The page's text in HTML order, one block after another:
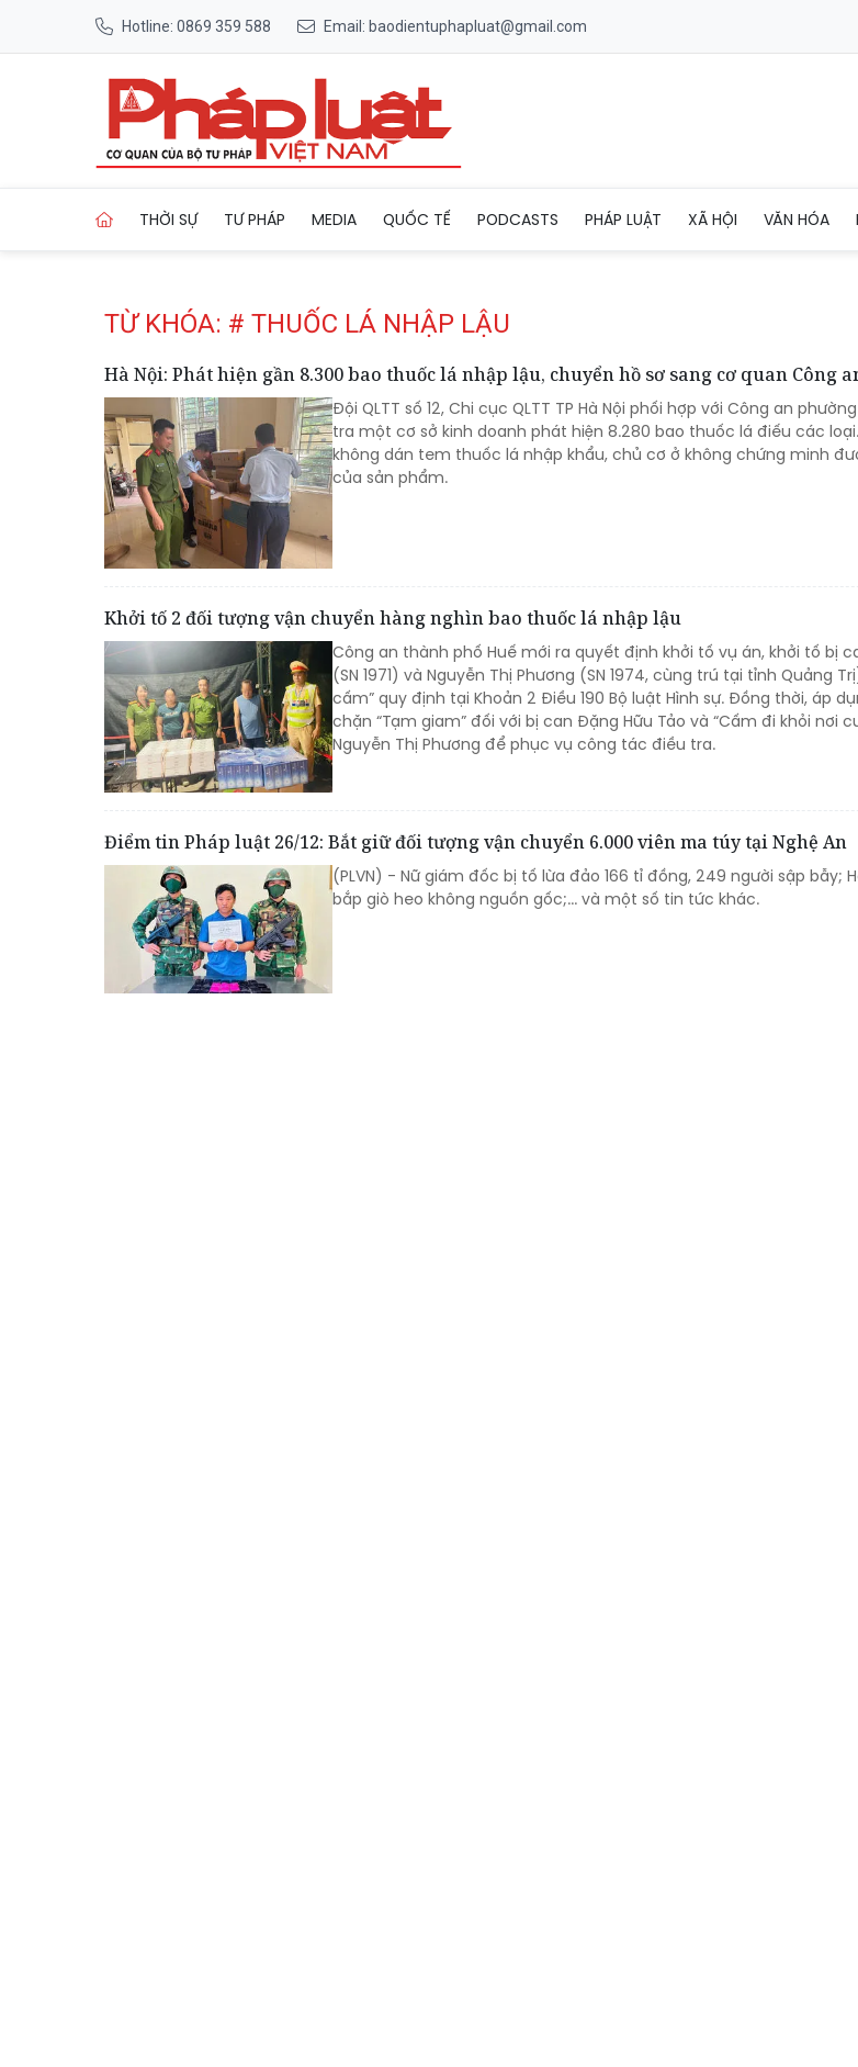
Hotline: 0869 359 588 Email: baodientuphapluat@gmail.com
THỜI SỰ TƯ PHÁP MEDIA QUỐC TẾ PODCASTS PHÁP LUẬT XÃ HỘI VĂN HÓA
TỪ KHÓA: # THUỐC LÁ NHẬP LẬU
Hà Nội: Phát hiện gần 8.300 bao thuốc lá nhập lậu, chuyển hồ sơ sang cơ quan Công
Đội QLTT số 12, Chi cục QLTT TP Hà Nội phối hợp với Công an
tra một cơ sở kinh doanh phát hiện 8.280 bao thuốc lá điếu các
không dán tem thuốc lá nhập khẩu, chủ cơ ở không chứng minh
của sản phẩm.
Khởi tố 2 đối tượng vận chuyển hàng nghìn bao thuốc lá nhập lậu
Công an thành phố Huế mới ra quyết định khởi tố vụ án, khởi tố bị
(SN 1971) và Nguyễn Thị Phương (SN 1974, cùng trú tại tỉnh Quảng
cấm” quy định tại Khoản 2 Điều 190 Bộ luật Hình sự. Đồng thời, áp
chặn “Tạm giam” đối với bị can Đặng Hữu Tảo và “Cấm đi khỏi nơi
Nguyễn Thị Phương để phục vụ công tác điều tra.
Điểm tin Pháp luật 26/12: Bắt giữ đối tượng vận chuyển 6.000 viên ma túy tại Nghệ An
(PLVN) - Nữ giám đốc bị tố lừa đảo 166 tỉ đồng, 249 người sập bẫy;
bắp giò heo không nguồn gốc;... và một số tin tức khác.